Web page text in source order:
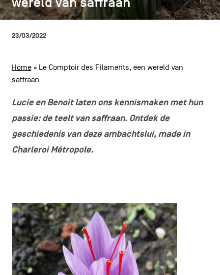
navigatie
PRIVACYBELEID
FacebookInstagramYoutubeLinkedIn
NL EN FR
23/03/2022
Home» Le Comptoir des Filaments, een wereld van
saffraan
Lucie en Benoit laten ons kennismaken met hun
passie: de teelt van saffraan. Ontdek de
geschiedenis van deze ambachtslui, made in
Charleroi Métropole.